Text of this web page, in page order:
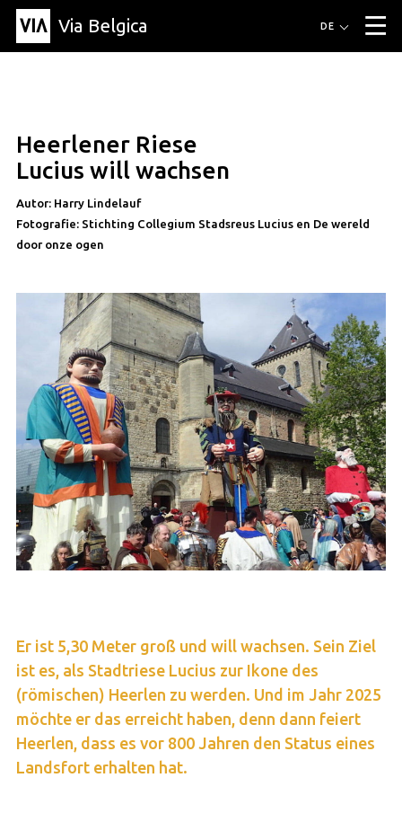
Via Belgica ▼
Artikel
Bildung
Rezept
Freunde
Über Via Belgica
Kontakt
Presse
Gemeinden
DE
artikel
Heerlener Riese
Lucius will wachsen
Autor: Harry Lindelauf
Fotografie: Stichting Collegium Stadsreus Lucius en De wereld
door onze ogen
Er ist 5,30 Meter groß und will wachsen. Sein Ziel
ist es, als Stadtriese Lucius zur Ikone des
(römischen) Heerlen zu werden. Und im Jahr 2025
möchte er das erreicht haben, denn dann feiert
Heerlen, dass es vor 800 Jahren den Status eines
Landsfort erhalten hat.